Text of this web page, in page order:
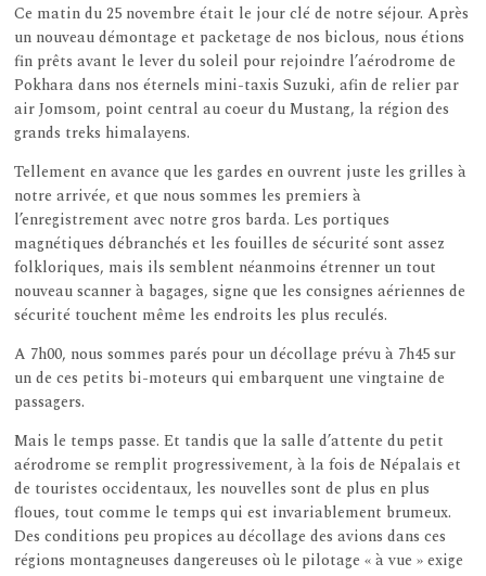
Ce matin du 25 novembre était le jour clé de notre séjour. Après
un nouveau démontage et packetage de nos biclous, nous étions
fin prêts avant le lever du soleil pour rejoindre l’aérodrome de
Pokhara dans nos éternels mini-taxis Suzuki, afin de relier par
air Jomsom, point central au coeur du Mustang, la région des
grands treks himalayens.
Tellement en avance que les gardes en ouvrent juste les grilles à
notre arrivée, et que nous sommes les premiers à
l’enregistrement avec notre gros barda. Les portiques
magnétiques débranchés et les fouilles de sécurité sont assez
folkloriques, mais ils semblent néanmoins étrenner un tout
nouveau scanner à bagages, signe que les consignes aériennes de
sécurité touchent même les endroits les plus reculés.
A 7h00, nous sommes parés pour un décollage prévu à 7h45 sur
un de ces petits bi-moteurs qui embarquent une vingtaine de
passagers.
Mais le temps passe. Et tandis que la salle d’attente du petit
aérodrome se remplit progressivement, à la fois de Népalais et
de touristes occidentaux, les nouvelles sont de plus en plus
floues, tout comme le temps qui est invariablement brumeux.
Des conditions peu propices au décollage des avions dans ces
régions montagneuses dangereuses où le pilotage « à vue » exige